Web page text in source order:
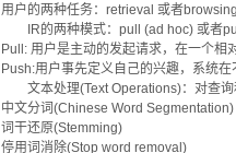
用户的两种任务：retrieval 或者
IR的两种模式：pull (ad hoc) 或者
Pull: 用户是主动的发起请求，在一个相
Push:用户事先定义自己的兴趣，系统
文本处理(Text Operations)：对查
中文分词(Chinese Word Segmentation)
词干还原(Stemming)
停用词消除(Stop word removal)